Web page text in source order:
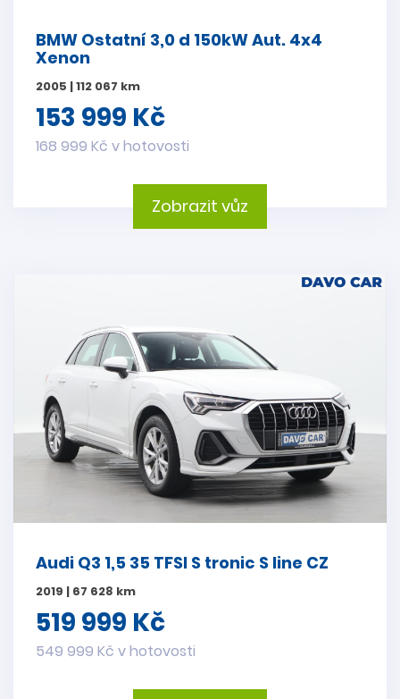
BMW Ostatní 3,0 d 150kW Aut. 4x4
Xenon
2005 | 112 067 km
153 999 Kč
168 999 Kč v hotovosti
Zobrazit vůz
Audi Q3 1,5 35 TFSI S tronic S line CZ
2019 | 67 628 km
519 999 Kč
549 999 Kč v hotovosti